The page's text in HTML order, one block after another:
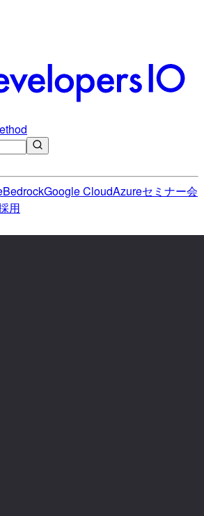
BedrockGoogle CloudAzureセミナー会
用